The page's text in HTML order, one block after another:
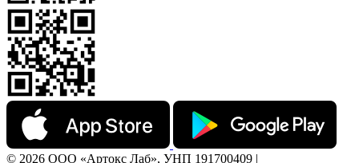
© 2026 ООО «Артокс Лаб», УНП 191700409 |